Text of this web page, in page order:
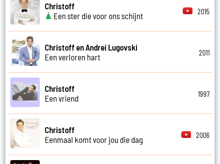
Christoff
Een ster die voor ons schijnt
2015
Christoff en Andrei Lugovski
Een verloren hart
2011
Christoff
Een vriend
1997
Christoff
Eenmaal komt voor jou die dag
2006